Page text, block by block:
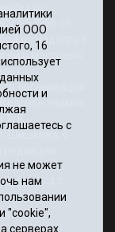
67956 от
по надзору в
и массовых
организация
знамя».
В.
Шишкова, 6
69-56-47
ООО
16
и
с
не может
нам
"cookie",
серверах